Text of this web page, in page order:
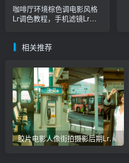
咖啡厅环境棕色调电影风格
Lr调色教程，手机滤镜Lr预
相关推荐
胶片电影人像街拍摄影后期Lr调色教程，手机滤镜PS+Lightroom预设下载！